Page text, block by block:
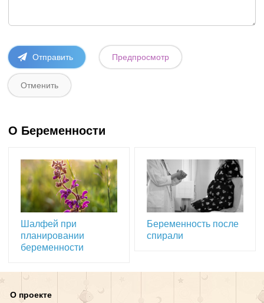
О Беременности
Шалфей при
планировании
беременности
Беременность после
спирали
О проекте